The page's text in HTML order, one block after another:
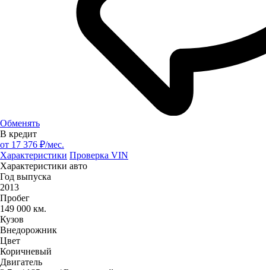
Обменять
В кредит
от 17 376 ₽/мес.
Характеристики Проверка VIN
Характеристики авто
Год выпуска
2013
Пробег
149 000 км.
Кузов
Внедорожник
Цвет
Коричневый
Двигатель